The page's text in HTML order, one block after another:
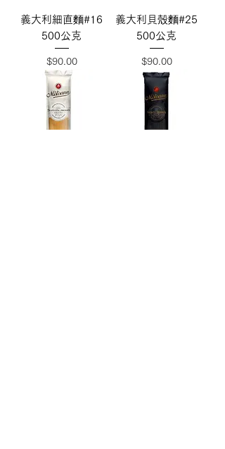
義大利細直麵#16
500公克
價格
$90.00
義大利貝殼麵#25
500公克
價格
$90.00